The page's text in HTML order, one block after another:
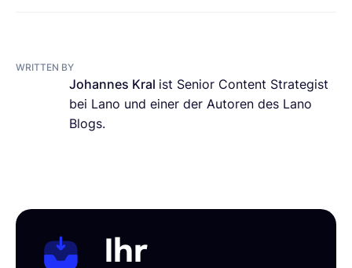
WRITTEN BY
Johannes Kral ist Senior Content Strategist
bei Lano und einer der Autoren des Lano
Blogs.
Ihr